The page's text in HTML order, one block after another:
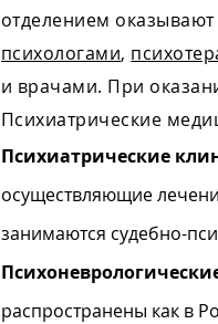
отделением
психологами,
и врачами. При
Психиатрические
Психиатрические
осуществляющие
занимаются судебно-
распространены как в